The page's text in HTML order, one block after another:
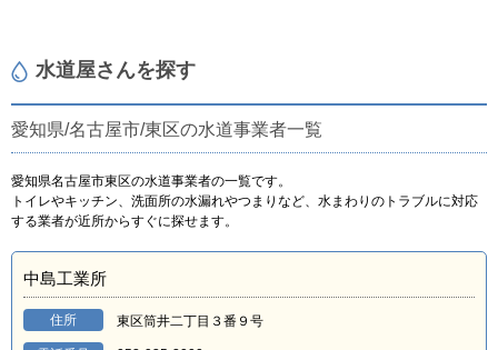
水道屋さんを探す
愛知県/名古屋市/東区の水道事業者一覧
愛知県名古屋市東区の水道事業者の一覧です。
トイレやキッチン、洗面所の水漏れやつまりなど、水まわりのトラブルに対応
する業者が近所からすぐに探せます。
中島工業所
住所 東区筒井二丁目３番９号